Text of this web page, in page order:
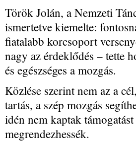
Török Jolán, a Nemzeti
ismertetve kiemelte:
fiatalabb korcsoport
nagy az érdeklődés – tette
és egészséges a mozgás.
Közlése szerint nem az a
tartás, a szép mozgás
idén nem kaptak
megrendezhessék.